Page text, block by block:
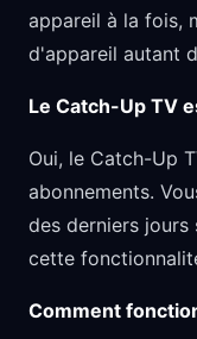
appareil à la fois,
d'appareil autant
Le Catch-Up TV
Oui, le Catch-Up
abonnements.
des derniers jours
cette
Comment